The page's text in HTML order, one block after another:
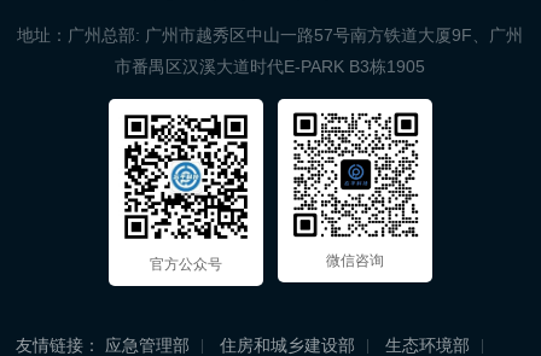
地址：广州总部: 广州市越秀区中山一路57号南方铁道大厦9F、广州
市番禺区汉溪大道时代E-PARK B3栋1905
官方公众号 微信咨询
友情链接： 应急管理部 住房和城乡建设部
生态环境部